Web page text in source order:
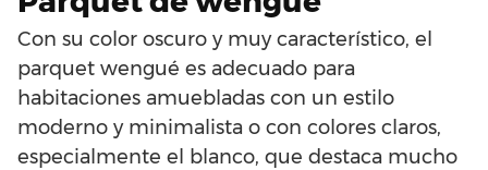
Con su color oscuro y muy característico, el
parquet wengué es adecuado para
habitaciones amuebladas con un estilo
moderno y minimalista o con colores claros,
especialmente el blanco, que destaca mucho